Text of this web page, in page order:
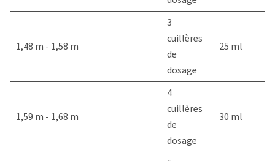
1,48 m - 1,58 m
3
cuillères
de
dosage
25 ml
1,59 m - 1,68 m
4
cuillères
de
dosage
30 ml